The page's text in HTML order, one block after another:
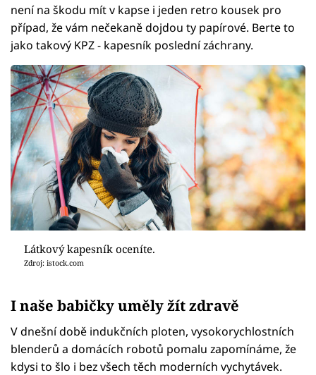
není na škodu mít v kapse i jeden retro kousek pro
případ, že vám nečekaně dojdou ty papírové. Berte to
jako takový KPZ - kapesník poslední záchrany.
Látkový kapesník oceníte.
Zdroj: istock.com
I naše babičky uměly žít zdravě
V dnešní době indukčních ploten, vysokorychlostních
blenderů a domácích robotů pomalu zapomínáme, že
kdysi to šlo i bez všech těch moderních vychytávek.